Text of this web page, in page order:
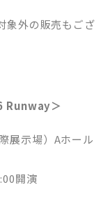
象外の販売もござ
Runway＞
展示場）Aホール
開演